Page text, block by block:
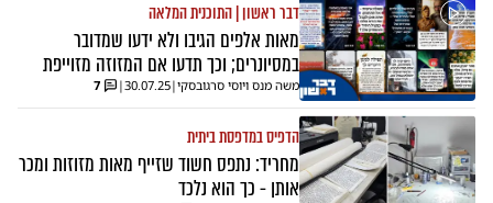
דבר ראשון | התוכנית המלאה
מאות אלפים הגיבו ולא ידעו שמדובר
במסיונרים; וכך תדעו אם המזוזה מזוייפת
משה מנס ויוסי סרגובסקי|
30.07.25
|
7
הדפיס במדפסת ביתית
מחריד: נתפס חשוד שזייף מאות מזוזות ומכר
אותן - כך הוא נלכד